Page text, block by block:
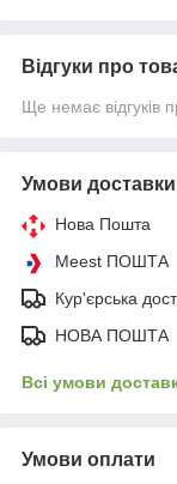
Відгуки про
Ще немає відгуків
Умови доставки
Нова Пошта
Meest ПОШТА
Кур'єрська
НОВА ПОШТА
Всі умови
Умови оплати